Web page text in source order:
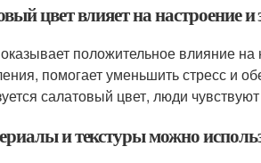
цвет влияет на настроение
положительное влияние
помогает уменьшить стресс и
салатовый цвет, люди
и текстуры можно